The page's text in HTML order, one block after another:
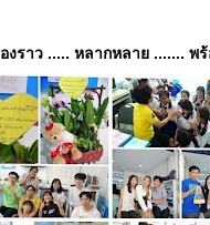
งราว ..... หลากหลาย ....... พ